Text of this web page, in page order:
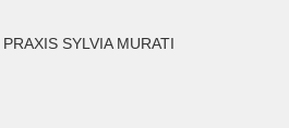
SYLVIA MURATI